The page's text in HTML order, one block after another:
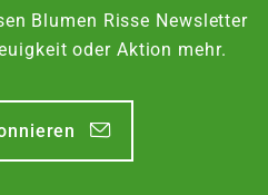
Blumen Risse Newsletter
oder Aktion mehr.